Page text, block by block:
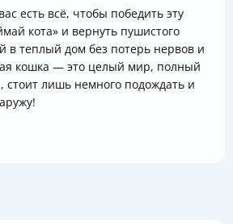
есть всё, чтобы победить эту
кота» и вернуть пушистого
в теплый дом без потерь нервов и
кошка — это целый мир, полный
стоит лишь немного подождать и